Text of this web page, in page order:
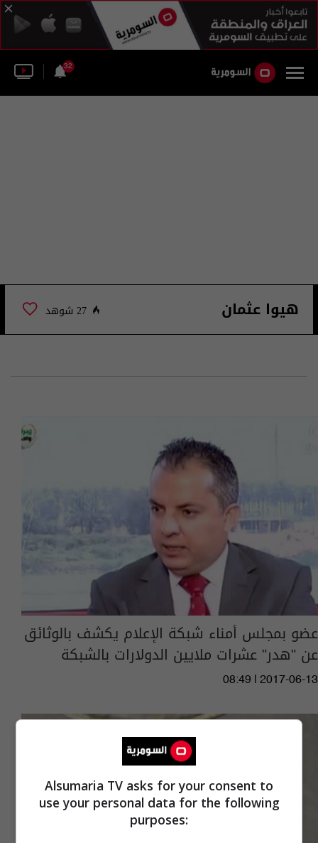
32
هيوا عثمان 27 شوهد
عضو بمجلس أمناء شبكة الإعلام يكشف بالوثائق
عن "هدر" عشرات ملايين الدولارات بالشبكة
08:49 | 2017-06-13
Alsumaria TV asks for your consent to
use your personal data for the following
purposes: